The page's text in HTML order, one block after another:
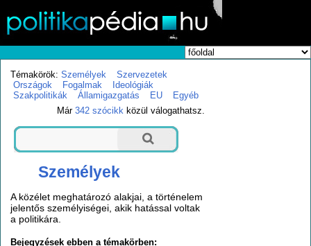
Témakörök: Személyek
Szervezetek
Országok
Fogalmak
Ideológiák
Szakpolitikák
Államigazgatás EU
Egyéb
Már342 szócikk közül válogathatsz.
Személyek
A közélet meghatározó alakjai, a történelem
jelentős személyiségei, akik hatással voltak
a politikára.
Bejegyzések ebben a témakörben: